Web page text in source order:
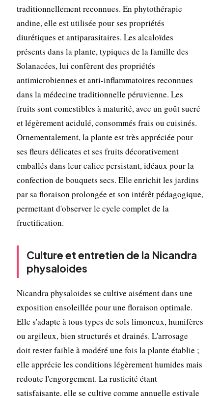
traditionnellement reconnues. En phytothérapie
andine, elle est utilisée pour ses propriétés
diurétiques et antiparasitaires. Les alcaloïdes
présents dans la plante, typiques de la famille des
Solanacées, lui confèrent des propriétés
antimicrobiennes et anti-inflammatoires reconnues
dans la médecine traditionnelle péruvienne. Les
fruits sont comestibles à maturité, avec un goût sucré
et légèrement acidulé, consommés frais ou cuisinés.
Ornementalement, la plante est très appréciée pour
ses fleurs délicates et ses fruits décorativement
emballés dans leur calice persistant, idéaux pour la
confection de bouquets secs. Elle enrichit les jardins
par sa floraison prolongée et son intérêt pédagogique,
permettant d'observer le cycle complet de la
fructification.
Culture et entretien de la Nicandra
physaloides
Nicandra physaloides se cultive aisément dans une
exposition ensoleillée pour une floraison optimale.
Elle s'adapte à tous types de sols limoneux, humifères
ou argileux, bien structurés et drainés. L'arrosage
doit rester faible à modéré une fois la plante établie ;
elle apprécie les conditions légèrement humides mais
redoute l'engorgement. La rusticité étant
satisfaisante, elle se cultive comme annuelle estivale